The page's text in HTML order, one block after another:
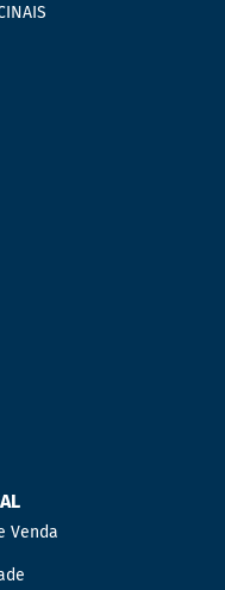
Venda